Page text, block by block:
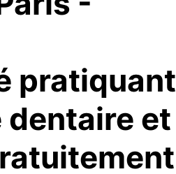
pratiquant
et